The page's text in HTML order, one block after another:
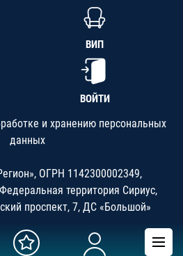
ВИП
ВОЙТИ
и хранению персональных
данных
ОГРН 1142300002349,
территория Сириус,
проспект, 7, ДС «Большой»